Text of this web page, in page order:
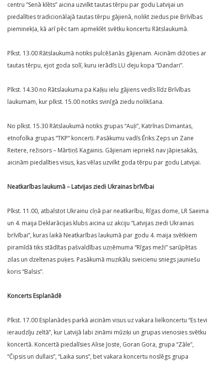
centru “Senā klēts” aicina uzvilkt tautas tērpu par godu Latvijai un
piedalīties tradicionālajā tautas tērpu gājienā, nolikt ziedus pie Brīvības
pieminekļa, kā arī pēc tam apmeklēt svētku koncertu Rātslaukumā.
Plkst. 13.00 Rātslaukumā notiks pulcēšanās gājienam. Aicinām dižoties ar
tautas tērpu, ejot goda solī, kuru ierādīs LU deju kopa “Dandari”.
Plkst. 14.30 no Rātslaukuma pa Kaļķu ielu gājiens vedīs līdz Brīvības
laukumam, kur plkst. 15.00 notiks svinīgā ziedu nolikšana.
No plkst. 15.30 Rātslaukumā notiks grupas “Auļi”, Katrīnas Dimantas,
etnofolka grupas “TKP” koncerti. Pasākumu vadīs Ēriks Zeps un Zane
Reitere, režisors – Mārtiņš Kagainis. Gājienam iepriekš nav jāpiesakās,
aicinām piedalīties visus, kas vēlas uzvilkt goda tērpu par godu Latvijai.
Neatkarības laukumā – Latvijas ziedi Ukrainas brīvībai
Plkst. 11.00, atbalstot Ukrainu cīņā par neatkarību, Rīgas dome, LR Saeima
un 4. maija Deklarācijas klubs aicina uz akciju “Latvijas ziedi Ukrainas
brīvībai”, kuras laikā Neatkarības laukumā par godu 4. maija svētkiem
piramīdā tiks stādītas pašvaldības uzņēmuma “Rīgas meži” sarūpētas
zilas un dzeltenas puķes. Pasākumā muzikālu sveicienu sniegs jauniešu
koris “Balsis”.
Koncerts Esplanādē
Plkst. 17.00 Esplanādes parkā aicinām visus uz vakara lielkoncertu “Es tevi
ieraudzīju zeltā”, kur Latvijā labi zināmi mūziķi un grupas vienosies svētku
koncertā. Koncertā piedalīsies Alise Joste, Goran Gora, grupa “Zāle”,
“Čipsis un dullais”, “Laika suns”, bet vakara koncertu noslēgs grupa